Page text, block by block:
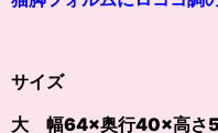
サイズ
大 幅64×奥行40×高